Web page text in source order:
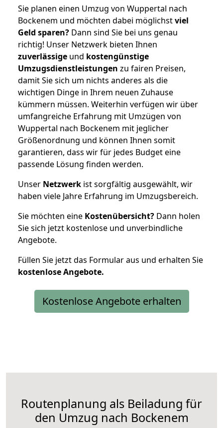
Sie planen einen Umzug von Wuppertal nach
Bockenem und möchten dabei möglichstviel
Geld sparen? Dann sind Sie bei uns genau
richtig! Unser Netzwerk bieten Ihnen
zuverlässige und kostengünstige
Umzugsdienstleistungen zu fairen Preisen,
damit Sie sich um nichts anderes als die
wichtigen Dinge in Ihrem neuen Zuhause
kümmern müssen. Weiterhin verfügen wir über
umfangreiche Erfahrung mit Umzügen von
Wuppertal nach Bockenem mit jeglicher
Größenordnung und können Ihnen somit
garantieren, dass wir für jedes Budget eine
passende Lösung finden werden.
Unser Netzwerk ist sorgfältig ausgewählt, wir
haben viele Jahre Erfahrung im Umzugsbereich.
Sie möchten eine Kostenübersicht? Dann holen
Sie sich jetzt kostenlose und unverbindliche
Angebote.
Füllen Sie jetzt das Formular aus und erhalten Sie
kostenloseAngebote.
Kostenlose Angebote erhalten
Routenplanung als Beiladung für
den Umzug nach Bockenem